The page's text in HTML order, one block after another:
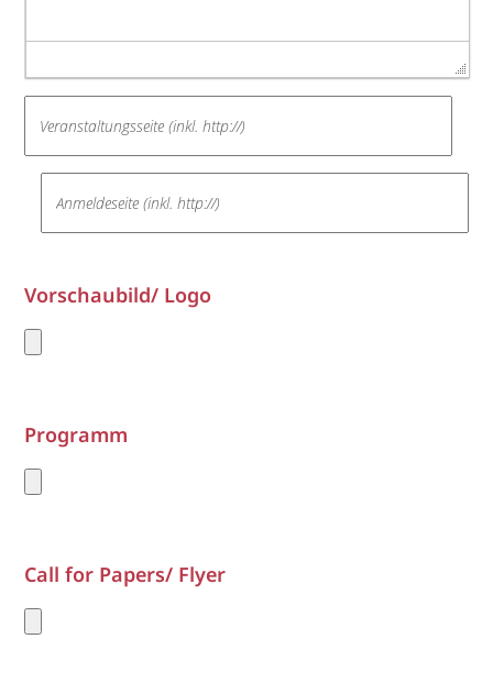
Vorschaubild/ Logo
Programm
Call for Papers/ Flyer